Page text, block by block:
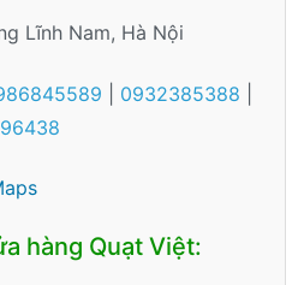
Lĩnh Nam, Hà Nội
0932385388
hàng Quạt Việt: